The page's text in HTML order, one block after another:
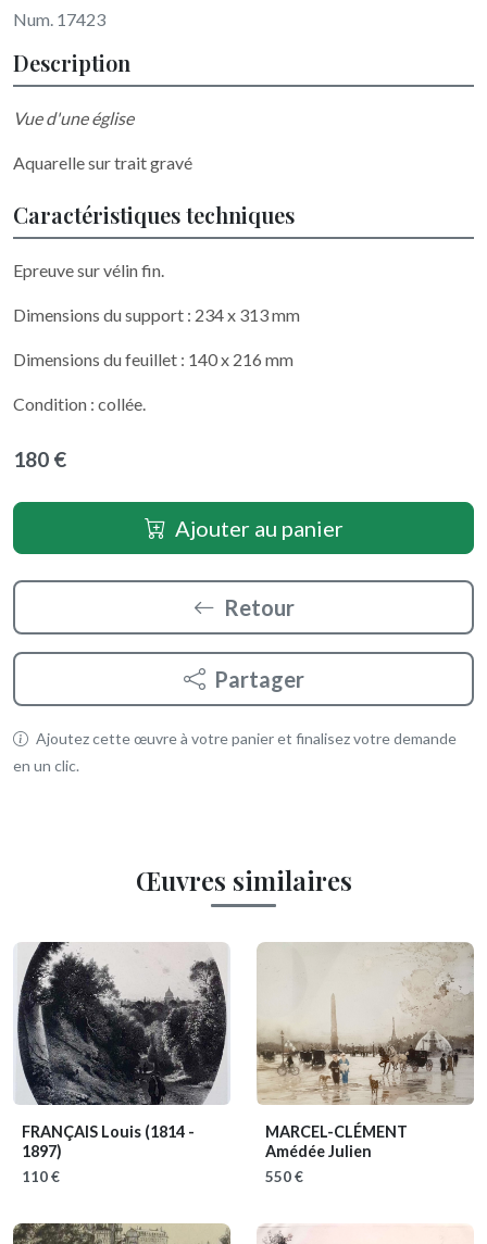
Num. 17423
Description
Vue d'une église
Aquarelle sur trait gravé
Caractéristiques techniques
Epreuve sur vélin fin.
Dimensions du support : 234 x 313 mm
Dimensions du feuillet : 140 x 216 mm
Condition : collée.
180 €
Ajouter au panier
Retour
Partager
Ajoutez cette œuvre à votre panier et finalisez votre demande
en un clic.
Œuvres similaires
FRANÇAIS Louis (1814 -
1897)
110 €
MARCEL-CLÉMENT
Amédée Julien
550 €